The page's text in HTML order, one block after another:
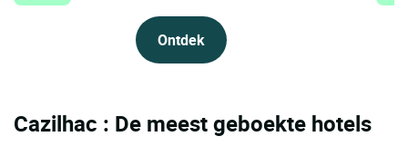
Ontdek
Cazilhac : De meest geboekte hotels